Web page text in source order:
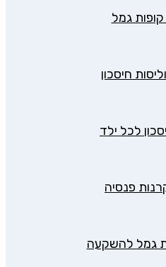
גמל
חיסכון
לכל ילד
פנסיה
גמל להשקעה